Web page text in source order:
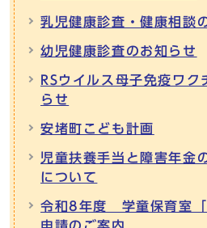
乳児健康診査・健康相談
幼児健康診査のお知らせ
RSウイルス母子免疫ワク
らせ
安堵町こども計画
児童扶養手当と障害年金
について
令和8年度 学童保育室「